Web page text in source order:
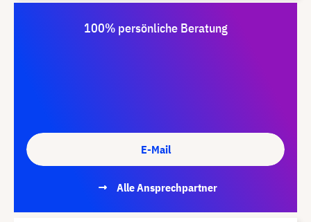
100% persönliche Beratung
E-Mail
Alle Ansprechpartner